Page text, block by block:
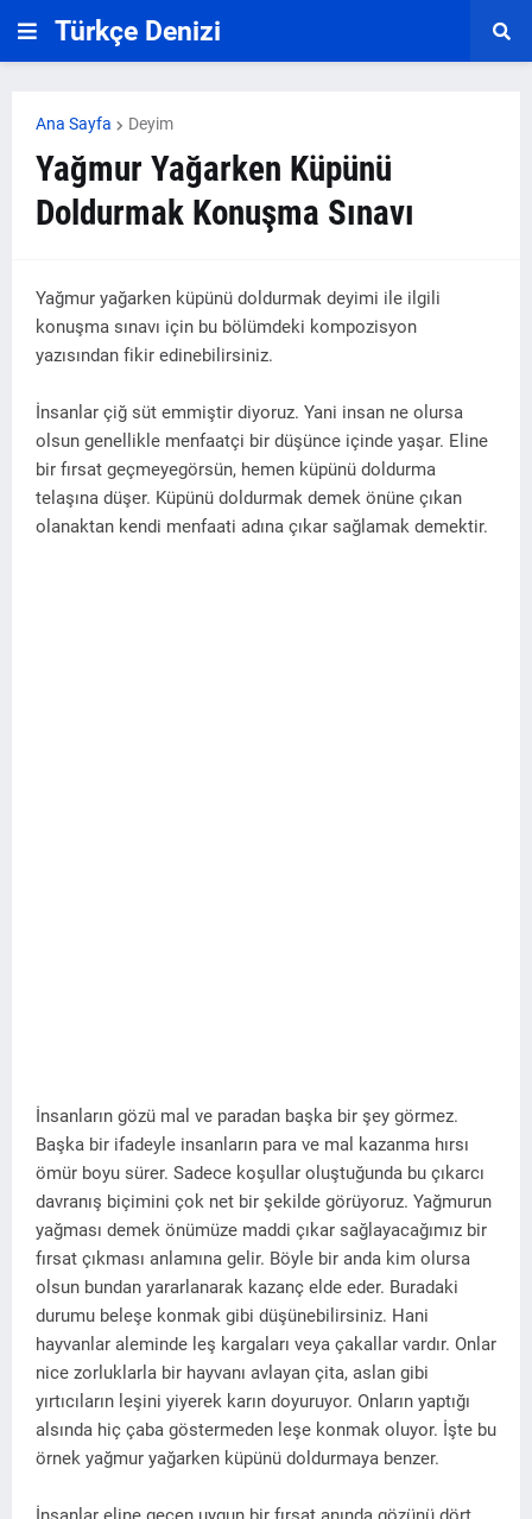
Türkçe Denizi
Ana Sayfa Deyim
Yağmur Yağarken Küpünü
Doldurmak Konuşma Sınavı
Yağmur yağarken küpünü doldurmak deyimi ile ilgili
konuşma sınavı için bu bölümdeki kompozisyon
yazısından fikir edinebilirsiniz.
İnsanlar çiğ süt emmiştir diyoruz. Yani insan ne olursa
olsun genellikle menfaatçi bir düşünce içinde yaşar. Eline
bir fırsat geçmeyegörsün, hemen küpünü doldurma
telaşına düşer. Küpünü doldurmak demek önüne çıkan
olanaktan kendi menfaati adına çıkar sağlamak demektir.
İnsanların gözü mal ve paradan başka bir şey görmez.
Başka bir ifadeyle insanların para ve mal kazanma hırsı
ömür boyu sürer. Sadece koşullar oluştuğunda bu çıkarcı
davranış biçimini çok net bir şekilde görüyoruz. Yağmurun
yağması demek önümüze maddi çıkar sağlayacağımız bir
fırsat çıkması anlamına gelir. Böyle bir anda kim olursa
olsun bundan yararlanarak kazanç elde eder. Buradaki
durumu beleşe konmak gibi düşünebilirsiniz. Hani
hayvanlar aleminde leş kargaları veya çakallar vardır. Onlar
nice zorluklarla bir hayvanı avlayan çita, aslan gibi
yırtıcıların leşini yiyerek karın doyuruyor. Onların yaptığı
alsında hiç çaba göstermeden leşe konmak oluyor. İşte bu
örnek yağmur yağarken küpünü doldurmaya benzer.